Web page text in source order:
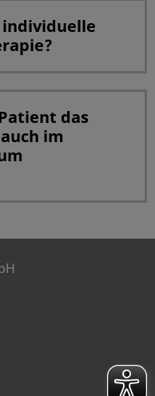
individuelle
das
im